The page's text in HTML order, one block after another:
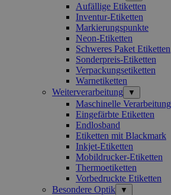
Aufällige Etiketten
Inventur-Etiketten
Markierungspunkte
Neon-Etiketten
Schweres Paket Etiketten
Sonderpreis-Etiketten
Verpackungsetiketten
Warnetiketten
Weiterverarbeitung
▼
Maschinelle Verarbeitung
Eingefärbte Etiketten
Endlosband
Etiketten mit Blackmark
Inkjet-Etiketten
Mobildrucker-Etiketten
Thermoetiketten
Vorbedruckte Etiketten
Besondere Optik
▼